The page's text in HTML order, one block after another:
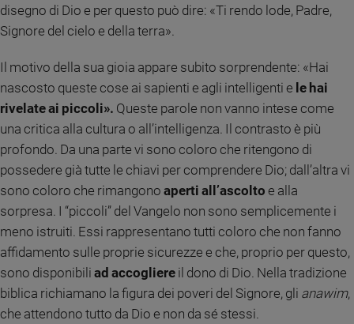
Cultura
spettacoli
Sanremo
2026
Cinema,
Tv
streaming
Libri
Musica
Arte
Famiglia
ed
educazione
disegno di Dio e per questo può dire: «Ti rendo lode, Padre,
Signore del cielo e della terra».
Il motivo della sua gioia appare subito sorprendente: «Hai
nascosto queste cose ai sapienti e agli intelligenti e le hai
rivelate ai piccoli». Queste parole non vanno intese come
una critica alla cultura o all’intelligenza. Il contrasto è più
profondo. Da una parte vi sono coloro che ritengono di
possedere già tutte le chiavi per comprendere Dio; dall’altra vi
sono coloro che rimangono aperti all’ascolto e alla
sorpresa. I “piccoli” del Vangelo non sono semplicemente i
meno istruiti. Essi rappresentano tutti coloro che non fanno
affidamento sulle proprie sicurezze e che, proprio per questo,
sono disponibili ad accogliere il dono di Dio. Nella tradizione
biblica richiamano la figura dei poveri del Signore, gli anawim,
che attendono tutto da Dio e non da sé stessi.